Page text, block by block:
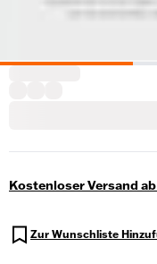
Kostenloser Versand
Zur Wunschliste